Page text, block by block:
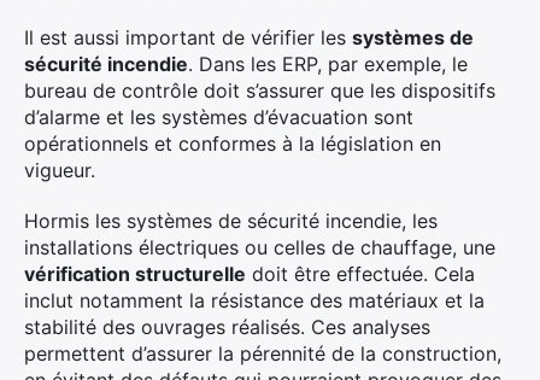
Il est aussi important de vérifier les systèmes de
sécurité incendie. Dans les ERP, par exemple, le
bureau de contrôle doit s’assurer que les dispositifs
d’alarme et les systèmes d’évacuation sont
opérationnels et conformes à la législation en
vigueur.
Hormis les systèmes de sécurité incendie, les
installations électriques ou celles de chauffage, une
vérification structurelle doit être effectuée. Cela
inclut notamment la résistance des matériaux et la
stabilité des ouvrages réalisés. Ces analyses
permettent d’assurer la pérennité de la construction,